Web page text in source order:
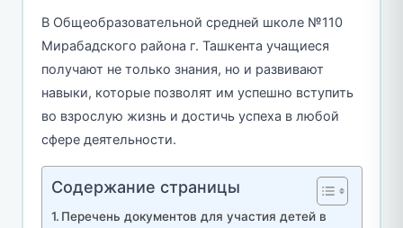
В Общеобразовательной средней школе №110
Мирабадского района г. Ташкента учащиеся
получают не только знания, но и развивают
навыки, которые позволят им успешно вступить
во взрослую жизнь и достичь успеха в любой
сфере деятельности.
Содержание страницы
Перечень документов для участия детей в